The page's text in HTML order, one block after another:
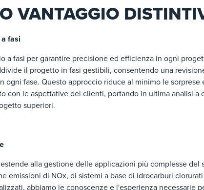
VANTAGGIO
fasi
a fasi per garantire precisione ed efficienza in ogni
il progetto in fasi gestibili, consentendo una
ogni fase. Questo approccio riduce al minimo le sorprese
con le aspettative dei clienti, portando in ultima analisi a
superiori.
alla gestione delle applicazioni più complesse del
emissioni di NOx, di sistemi a base di idrocarburi
abbiamo le conoscenze e l'esperienza necessarie